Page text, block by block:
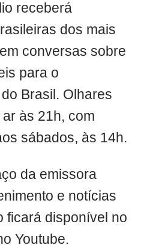
receberá
dos mais
conversas sobre
para o
Brasil. Olhares
às 21h, com
sábados, às 14h.
da emissora
e notícias
ficará disponível no
Youtube.